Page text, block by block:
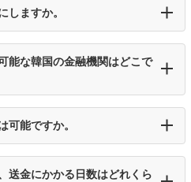
しますか。
能な韓国の金融機関はどこで
可能ですか。
送金にかかる日数はどれくら